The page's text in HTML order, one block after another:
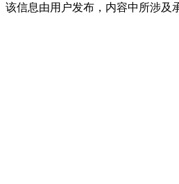
该信息由用户发布，内容中所涉及